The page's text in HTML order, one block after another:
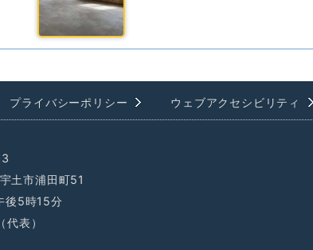
プライバシーポリシー ウェブアクセシビリティ
土市浦田町51
後5時15分
表）